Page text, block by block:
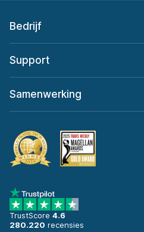
Bedrijf
Support
Samenwerking
TrustScore 4.6
280.220 recensies